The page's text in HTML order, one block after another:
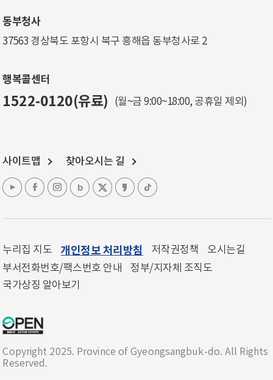
동부청사
37563 경상북도 포항시 북구 흥해읍 동부청사로 2
행복콜센터
1522-0120(유료) (월~금 9:00~18:00, 공휴일 제외)
사이트맵 찾아오시는 길
누리집 지도 개인정보 처리방침 저작권정책
오시는길
부서전화번호/팩스번호 안내
정부/지자체 조직도
국가상징 알아보기
Copyright 2025. Province of Gyeongsangbuk-do. All Rights
Reserved.